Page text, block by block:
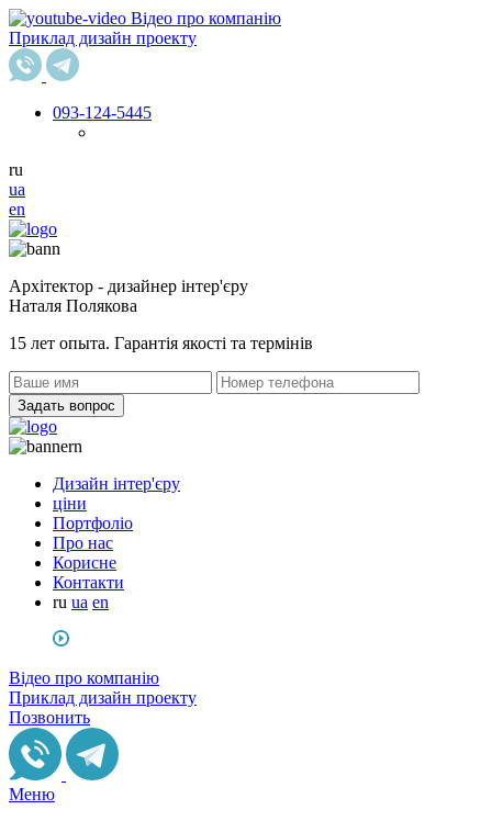
Відео про компанію
Приклад дизайн проекту
093-124-5445
ru
ua
en
Архітектор - дизайнер інтер'єру
Наталя Полякова
15 лет опыта. Гарантія якості та термінів
Задать вопрос
Дизайн інтер'єру
ціни
Портфоліо
Про нас
Корисне
Контакти
ru ua en
Відео про компанію
Приклад дизайн проекту
Позвонить
Меню